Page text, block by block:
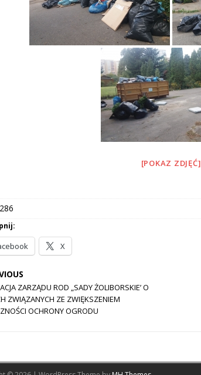
[POKAZ ZDJĘĆ]
X
ZARZĄDU ROD „SADY ŻOLIBORSKIE’ O
ZWIĄZANYCH ZE ZWIĘKSZENIEM
OCHRONY OGRODU